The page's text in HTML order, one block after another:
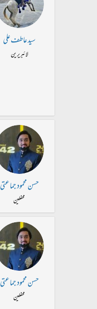
سید عاطف علی
لائبریرین
حسن محمود جماعتی
محفلین
حسن محمود جماعتی
محفلین